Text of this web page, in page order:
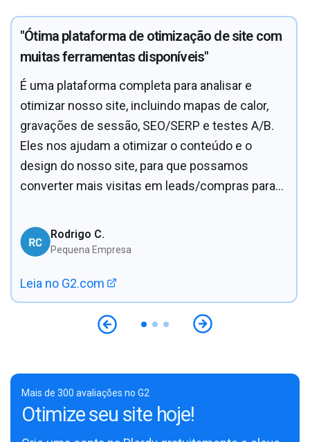
"Ótima plataforma de otimização de site com
muitas ferramentas disponíveis"
É uma plataforma completa para analisar e
otimizar nosso site, incluindo mapas de calor,
gravações de sessão, SEO/SERP e testes A/B.
Eles nos ajudam a otimizar o conteúdo e o
design do nosso site, para que possamos
converter mais visitas em leads/compras para
Rodrigo C.
Pequena Empresa
Leia no G2.com
Mais de 300 avaliações no G2
Otimize seu site hoje!